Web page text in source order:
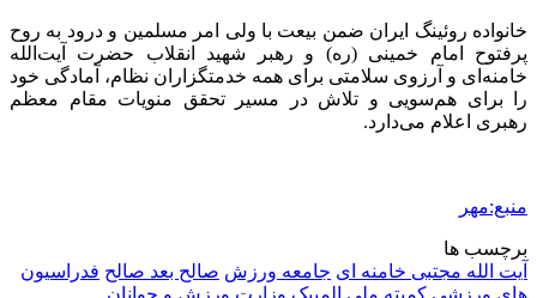
خانواده روئینگ ایران ضمن بیعت با ولی امر مسلمین و درود به روح
پرفتوح امام خمینی (ره) و رهبر شهید انقلاب حضرت آیت‌الله
خامنه‌ای و آرزوی سلامتی برای همه خدمتگزاران نظام، آمادگی خود
را برای هم‌سویی و تلاش در مسیر تحقق منویات مقام معظم
رهبری اعلام می‌دارد.
منبع:مهر
برچسب ها
آیت الله مجتبی خامنه ای جامعه ورزش صالح بعد صالح فدراسیون
های ورزشی کمیته ملی المپیک وزارت ورزش و جوانان